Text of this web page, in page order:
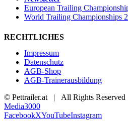
European Trailing
World Trailing Championships
RECHTLICHES
Impressum
Datenschutz
AGB-Shop
AGB-Trainerausbildung
© Pettrailer.at | All Rights
Media3000
FacebookXYouTubeInstagram